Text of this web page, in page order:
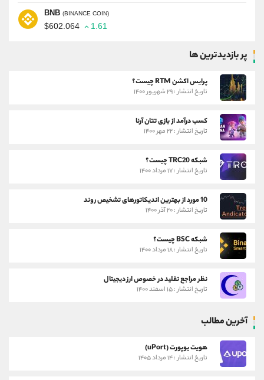
BNB (BINANCE COIN)
$602.064 1.61
پر بازدیدترین ها
پرایس اکشن RTM چیست؟
تاریخ انتشار : ۲۹ شهریور ۱۴۰۰
کسب درآمد از بازی تتان آرنا
تاریخ انتشار : ۲۲ مهر ۱۴۰۰
شبکه TRC20 چیست؟
تاریخ انتشار : ۱۷ مرداد ۱۴۰۰
10 مورد از بهترین اندیکاتورهای تشخیص روند
تاریخ انتشار : ۲۰ آذر ۱۴۰۰
شبکه BSC چیست؟
تاریخ انتشار : ۱۸ مرداد ۱۴۰۰
نظر مراجع تقلید در خصوص ارز دیجیتال
تاریخ انتشار : ۱۵ اسفند ۱۴۰۰
آخرین مطالب
هویت یوپورت (uPort)
تاریخ انتشار : ۱۴ مرداد ۱۴۰۵